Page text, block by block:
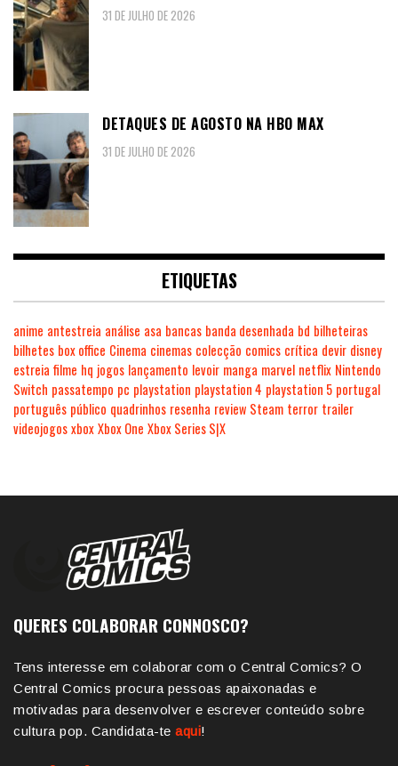
31 DE JULHO DE 2026
DETAQUES DE AGOSTO NA HBO MAX
31 DE JULHO DE 2026
ETIQUETAS
anime antestreia análise asa bancas banda desenhada bd bilheteiras
bilhetes box office Cinema cinemas colecção comics crítica devir disney
estreia filme hq jogos lançamento levoir manga marvel netflix Nintendo
Switch passatempo pc playstation playstation 4 playstation 5 portugal
português público quadrinhos resenha review Steam terror trailer
videojogosxboxXbox One Xbox Series S|X
QUERES COLABORAR CONNOSCO?
Tens interesse em colaborar com o Central Comics? O
Central Comics procura pessoas apaixonadas e
motivadas para desenvolver e escrever conteúdo sobre
cultura pop. Candidata-te aqui!